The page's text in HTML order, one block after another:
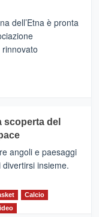
dell’Etna è pronta
scoperta del
angoli e paesaggi
insieme.
Calcio